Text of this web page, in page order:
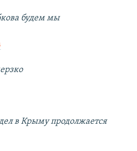
будем мы
в Крыму продолжается